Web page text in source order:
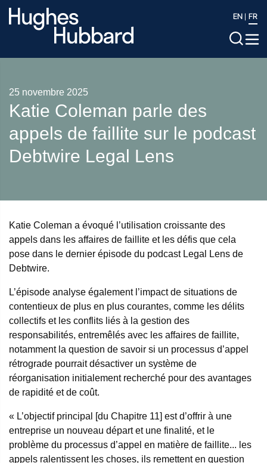
EN FR
25 novembre 2025
Katie Coleman parle des
appels de faillite sur le podcast
Debtwire Legal Lens
Katie Coleman a évoqué l’utilisation croissante des
appels dans les affaires de faillite et les défis que cela
pose dans le dernier épisode du podcast Legal Lens de
Debtwire.
L’épisode analyse également l’impact de situations de
contentieux de plus en plus courantes, comme les délits
collectifs et les conflits liés à la gestion des
responsabilités, entremêlés avec les affaires de faillite,
notamment la question de savoir si un processus d’appel
rétrograde pourrait désactiver un système de
réorganisation initialement recherché pour des avantages
de rapidité et de coût.
« L’objectif principal [du Chapitre 11] est d’offrir à une
entreprise un nouveau départ et une finalité, et le
problème du processus d’appel en matière de faillite... les
appels ralentissent les choses, ils remettent en question